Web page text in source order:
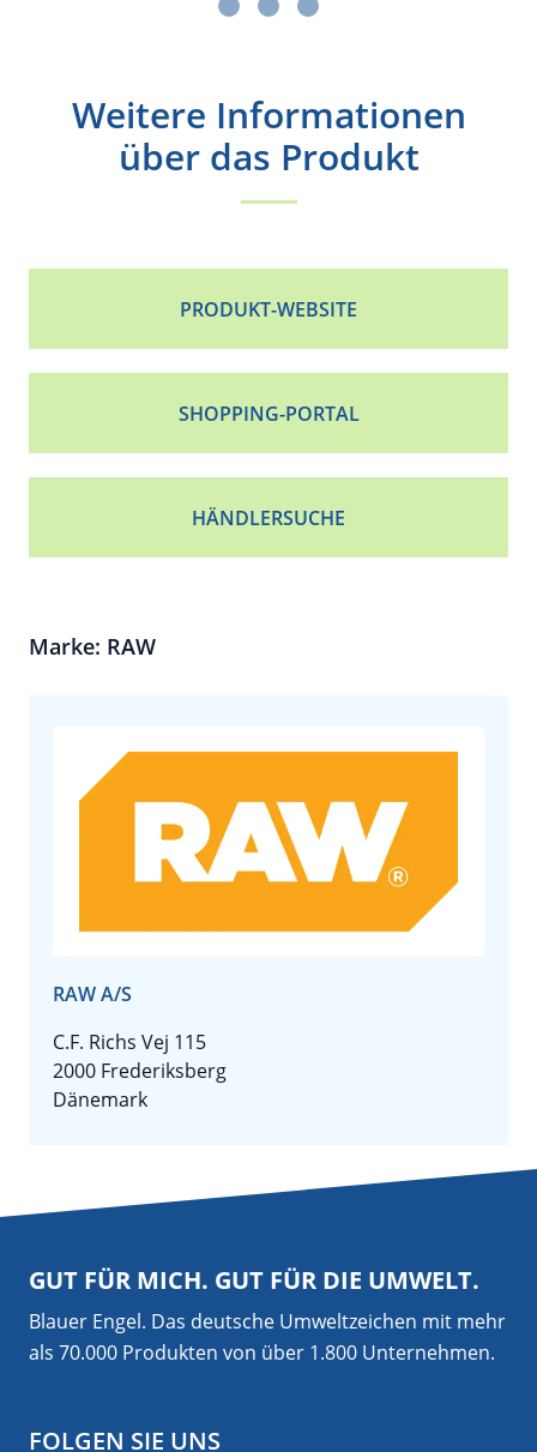
Weitere Informationen
über das Produkt
PRODUKT-WEBSITE
SHOPPING-PORTAL
HÄNDLERSUCHE
Marke: RAW
RAW A/S
C.F. Richs Vej 115
2000 Frederiksberg
Dänemark
GUT FÜR MICH. GUT FÜR DIE UMWELT.
Blauer Engel. Das deutsche Umweltzeichen mit mehr
als 70.000 Produkten von über 1.800 Unternehmen.
FOLGEN SIE UNS